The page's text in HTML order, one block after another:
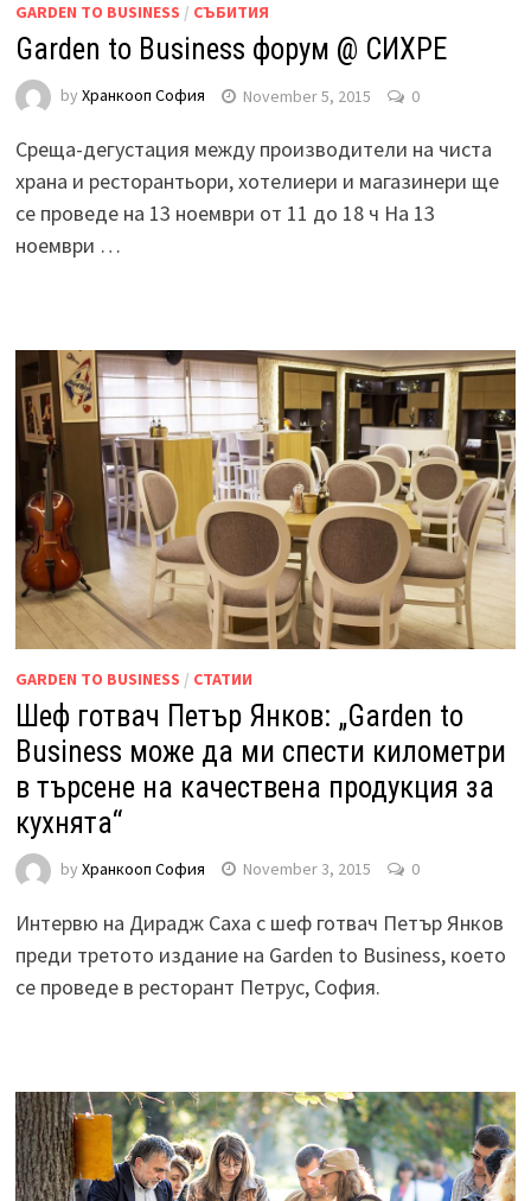
GARDEN TO BUSINESS / СЪБИТИЯ
Garden to Business форум @ СИХРЕ
by Хранкооп София November 5, 2015 0
Среща-дегустация между производители на чиста
храна и ресторантьори, хотелиери и магазинери ще
се проведе на 13 ноември от 11 до 18 ч На 13
ноември …
GARDEN TO BUSINESS / СТАТИИ
Шеф готвач Петър Янков: „Garden to
Business може да ми спести километри
в търсене на качествена продукция за
кухнята“
by Хранкооп София November 3, 2015 0
Интервю на Дирадж Саха с шеф готвач Петър Янков
преди третото издание на Garden to Business, което
се проведе в ресторант Петрус, София.